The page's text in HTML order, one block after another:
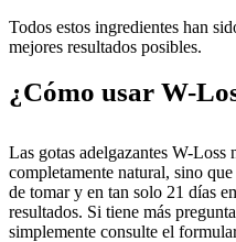
Todos estos ingredientes han
mejores resultados posibles.
¿Cómo usar W-
Las gotas adelgazantes W-
completamente natural, sino
de tomar y en tan solo 21 días
resultados. Si tiene más
simplemente consulte el